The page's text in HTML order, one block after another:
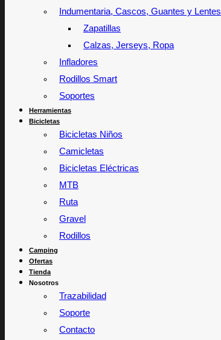
Indumentaria, Cascos, Guantes y Lentes
Zapatillas
Calzas, Jerseys, Ropa
Infladores
Rodillos Smart
Soportes
Herramientas
Bicicletas
Bicicletas Niños
Camicletas
Bicicletas Eléctricas
MTB
Ruta
Gravel
Rodillos
Camping
Ofertas
Tienda
Nosotros
Trazabilidad
Soporte
Contacto